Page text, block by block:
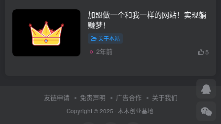
加盟做一个和我一样的网站！实现躺
赚梦！
关于本站
2年前 5
友链申请 免责声明 广告合作 关于我们
Copyright © 2025 · 木木创业基地